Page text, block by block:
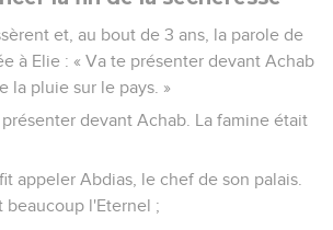
présentation de l'offrande, le prophète
« Eternel, Dieu d'Abraham, d'Isaac et
aujourd'hui que c’est toi qui es Dieu
je suis ton serviteur et j'ai fait tout cela
réponds-moi, afin que ce peuple